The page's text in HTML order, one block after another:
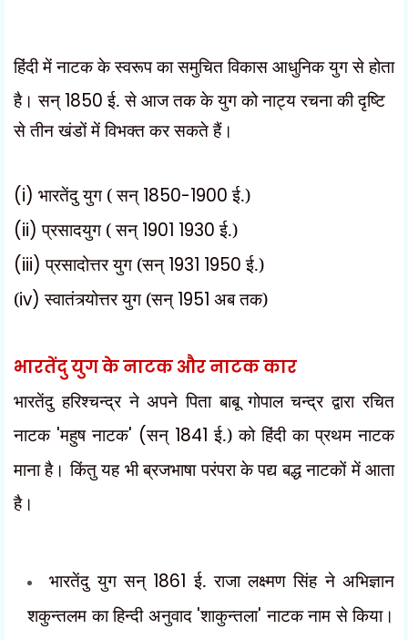
हिंदी में नाटक के स्वरूप का समुचित विकास आधुनिक युग से होता
है। सन् 1850 ई. से आज तक के युग को नाट्य रचनाकी दृष्टि
से तीन खंडों में विभक्त कर सकते हैं।
(i) भारतेंदु युग ( सन् 1850-1900 ई.)
(ii)प्रसादयुग ( सन् 1901 1930 ई.)
(iii)प्रसादोत्तर युग (सन् 1931 1950 ई.)
(iv)स्वातंत्र्योत्तर युग (सन् 1951 अब तक)
भारतेंदु युग के नाटक और नाटक कार
भारतेंदु हरिश्चन्द्र ने अपने पिता बाबू गोपाल चन्द्र द्वारा रचित
नाटक 'महुष नाटक' (सन् 1841 ई.) को हिंदी का प्रथम नाटक
माना है। किंतु यह भी ब्रजभाषा परंपरा के पद्य बद्ध नाटकों में आता
है।
भारतेंदु युग सन् 1861 ई. राजा लक्ष्मण सिंह ने अभिज्ञान
शकुन्तलम का हिन्दी अनुवाद 'शाकुन्तला'नाटक नाम से किया।